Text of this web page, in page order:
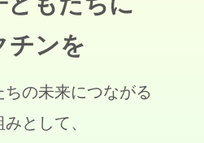
チンを
の未来につながる
として、